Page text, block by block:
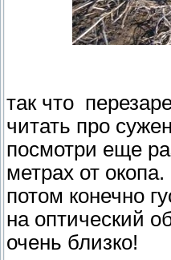
так что
читать про
посмотри еще
метрах от
потом конечно
на оптический
очень близко!